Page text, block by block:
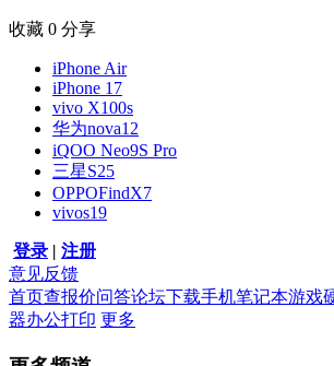
收藏 0 分享
iPhone Air
iPhone 17
vivo X100s
华为nova12
iQOO Neo9S Pro
三星S25
OPPOFindX7
vivos19
登录 | 注册
意见反馈
首页查报价问答论坛下载手机笔记本游戏
器办公打印 更多